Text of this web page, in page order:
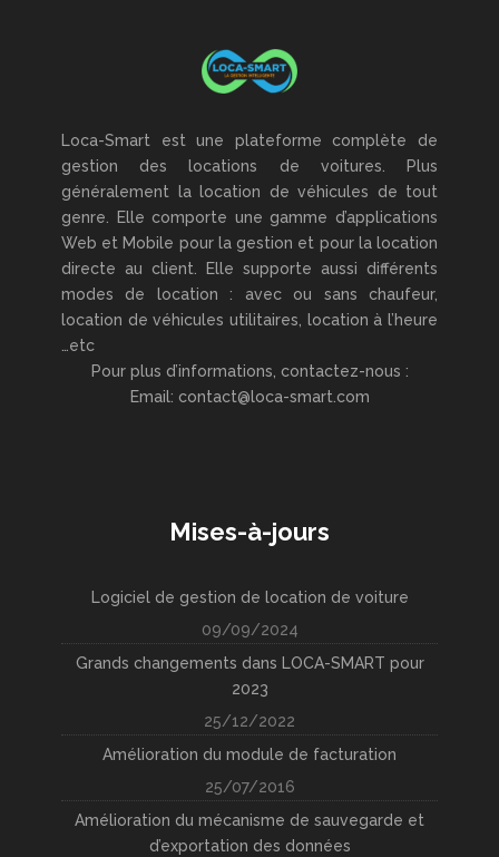
Loca-Smart est une plateforme complète de
gestion des locations de voitures. Plus
généralement la location de véhicules de tout
genre. Elle comporte une gamme d’applications
Web et Mobile pour la gestion et pour la location
directe au client. Elle supporte aussi différents
modes de location : avec ou sans chaufeur,
location de véhicules utilitaires, location à l’heure
…etc
Pour plus d’informations, contactez-nous :
Email: contact@loca-smart.com
Mises-à-jours
Logiciel de gestion de location de voiture
09/09/2024
Grands changements dans LOCA-SMART pour
2023
25/12/2022
Amélioration du module de facturation
25/07/2016
Amélioration du mécanisme de sauvegarde et
d’exportation des données